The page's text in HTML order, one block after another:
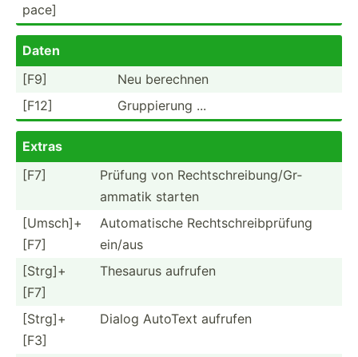
pace]
Daten
[F9]
Neu berechnen
[F12]
Gruppi­erung ...
Extras
[​F7]
Prüfung von Rechts­chr­eib­ung­/Gr­
ammatik starten
[​Umsc­h​]­+
[F7]
Automa­tische Rechts­chr­eib­prüfung
ein/aus
[​Strg­]+
[F7]
Thesaurus aufrufen
[​Strg­]+
[F3]
Dialog AutoText aufrufen